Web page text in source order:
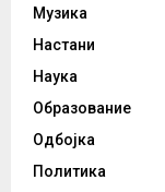
Музика
Настани
Наука
Образование
Одбојка
Политика